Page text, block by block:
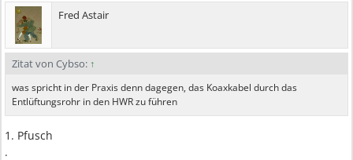
Fred Astair
Zitat von Cybso: ↑
was spricht in der Praxis denn dagegen, das Koaxkabel durch das
Entlüftungsrohr in den HWR zu führen
1. Pfusch
.